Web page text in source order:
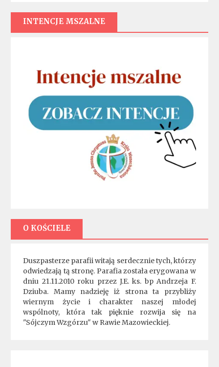
INTENCJE MSZALNE
O KOŚCIELE
Duszpasterze parafii witają serdecznie tych, którzy
odwiedzają tą stronę. Parafia została erygowana w
dniu 21.11.2010 roku przez J.E. ks. bp Andrzeja F.
Dziuba. Mamy nadzieję iż strona ta przybliży
wiernym życie i charakter naszej młodej
wspólnoty, która tak pięknie rozwija się na
"Sójczym Wzgórzu" w Rawie Mazowieckiej.